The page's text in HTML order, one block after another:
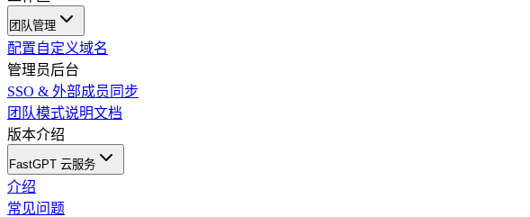
团队管理
配置自定义域名
管理员后台
SSO & 外部成员同步
团队模式说明文档
版本介绍
FastGPT 云服务
介绍
常见问题